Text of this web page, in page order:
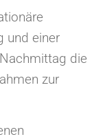
und einer
die
zur